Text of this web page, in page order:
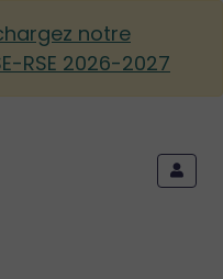
notre
RSE 2026-2027